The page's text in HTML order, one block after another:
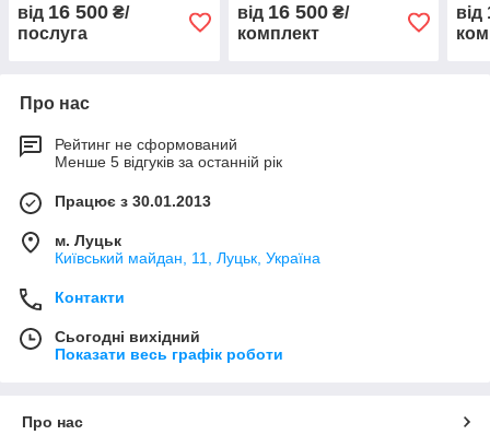
від 16 500 ₴/
послуга
від 16 500₴/
комплект
від
Про нас
Рейтинг не сформований
Менше 5 відгуків за останній рік
Працює з 30.01.2013
м. Луцьк
Київський майдан, 11, Луцьк, Україна
Контакти
Сьогодні вихідний
Показати весь графік роботи
Про нас